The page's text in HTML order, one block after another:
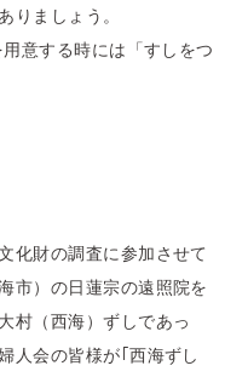
りましょう。
意する時には「すしをつ
化財の調査に参加させて
市）の日蓮宗の遠照院を
村（西海）ずしであっ
人会の皆様が｢西海ずし